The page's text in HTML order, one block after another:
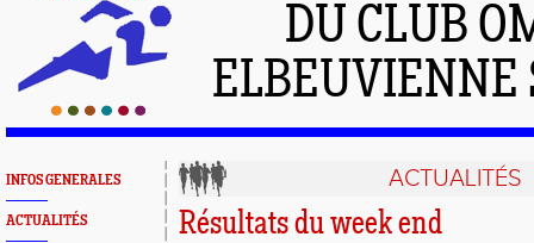
DU CLUB
INFOS GENERALES
ACTUALITÉS
ACTUALITÉS
Résultats du week end